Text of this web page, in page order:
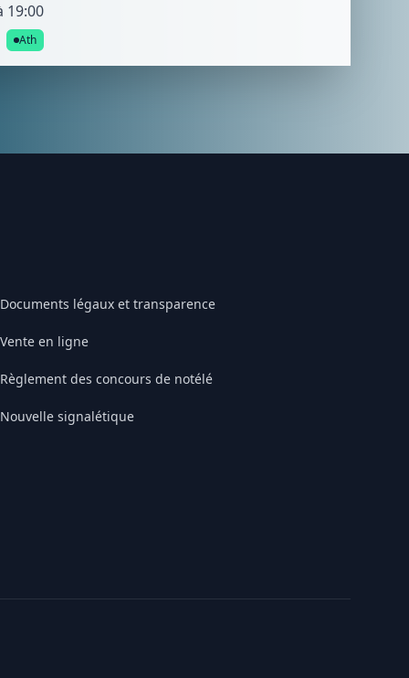
19:00
Ath
Documents légaux et transparence
Vente en ligne
Règlement des concours de notélé
Nouvelle signalétique